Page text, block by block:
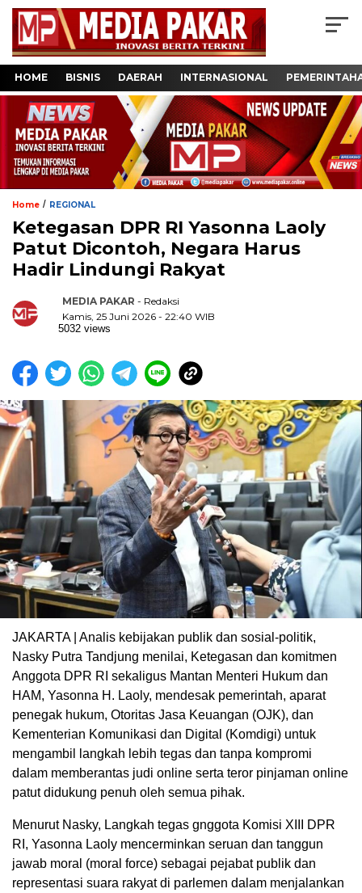
HOME BISNIS DAERAH INTERNASIONAL
Home / REGIONAL
Ketegasan DPR RI Yasonna Laoly
Patut Dicontoh, Negara Harus
Hadir Lindungi Rakyat
MEDIA PAKAR - Redaksi
Kamis, 25 Juni 2026 - 22:40 WIB
5032 views
JAKARTA | Analis kebijakan publik dan sosial-politik,
Nasky Putra Tandjung menilai, Ketegasan dan komitmen
Anggota DPR RI sekaligus Mantan Menteri Hukum dan
HAM, Yasonna H. Laoly, mendesak pemerintah, aparat
penegak hukum, Otoritas Jasa Keuangan (OJK), dan
Kementerian Komunikasi dan Digital (Komdigi) untuk
mengambil langkah lebih tegas dan tanpa kompromi
dalam memberantas judi online serta teror pinjaman online
patut didukung penuh oleh semua pihak.
Menurut Nasky, Langkah tegas gnggota Komisi XIII DPR
RI, Yasonna Laoly mencerminkan seruan dan tanggun
jawab moral (moral force) sebagai pejabat publik dan
representasi suara rakyat di parlemen dalam menjalankan